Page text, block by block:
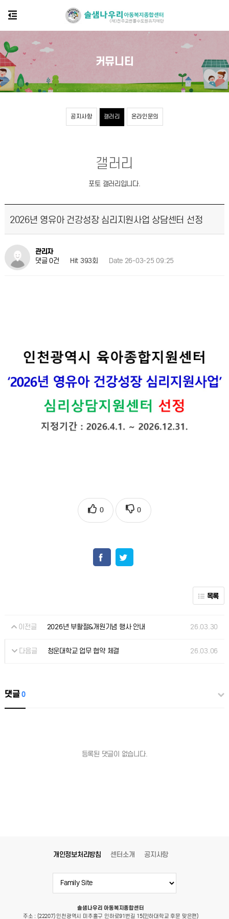
공지사항 갤러리 온라인문의
커뮤니티
갤러리
포토 갤러리입니다.
2026년 영유아 건강성장 심리지원사업 상담센터 선정
관리자
댓글 0건
Hit 393회 Date 26-03-25 09:25
0 0
목록
이전글 2026년 부활절&개원기념 행사 안내 26.03.30
다음글 청운대학교 업무 협약 체결 26.03.06
댓글0
등록된 댓글이 없습니다.
개인정보처리방침 센터소개 공지사항
솔샘나우리 아동복지종합센터
주소 : (22207) 인천광역시 미추홀구 인하로91번길 15(인하대학교 후문 맞은편)